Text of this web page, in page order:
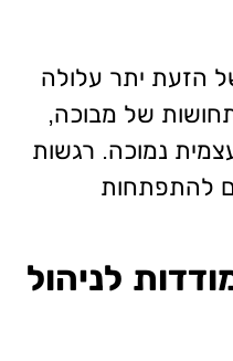
הזעת יתר עלולה
של מבוכה,
נמוכה. רגשות
להתפתחות
לניהול